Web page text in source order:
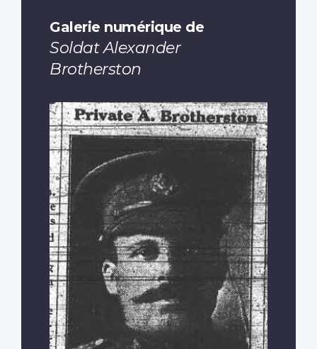
Galerie numérique de
Soldat Alexander
Brotherston